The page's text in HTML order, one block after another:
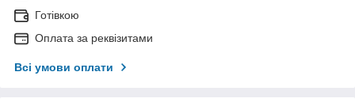
Готівкою
Оплата за реквізитами
Всі умови оплати